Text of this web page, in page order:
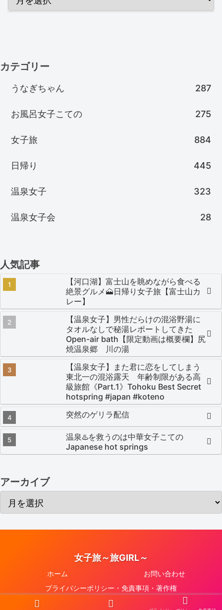
カテゴリー
うなぎちゃん 287
お風呂女子こての 275
女子旅 884
日帰り 445
温泉女子 323
温泉女子会 28
人気記事
【河口湖】富士山を眺めながら食べる
絶景グルメ🗻日帰り女子旅【富士山カ
レー】
【温泉女子】男性だらけの混浴野湯に
タオルなしで秘湯レポートしてきた
Open-air bath【限定動画は概要欄】尻
焼温泉郷 川の湯
【温泉女子】また君に恋をしてしまう
東北一の混浴露天 年齢制限がある高
級旅館《Part.1》Tohoku Best Secret
hotspring #japan #koteno
突然のゲリラ配信
温泉♨️を救うのは中華女子こての
Japanese hot springs
アーカイブ
女子旅～旅GIRL～
ホーム
お問い合わせ
プライバシーポリシー・免責事項・著作権
Copyright © 2020-2026 女子旅～旅GIRL～ All Rights Reserved.